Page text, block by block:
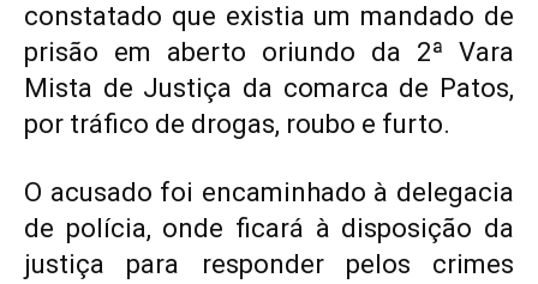
constatado que existia um mandado de
prisão em aberto oriundo da 2ª Vara
Mista de Justiça da comarca de Patos,
por tráfico de drogas, roubo e furto.
O acusado foi encaminhado à delegacia
de polícia, onde ficará à disposição da
justiça para responder pelos crimes